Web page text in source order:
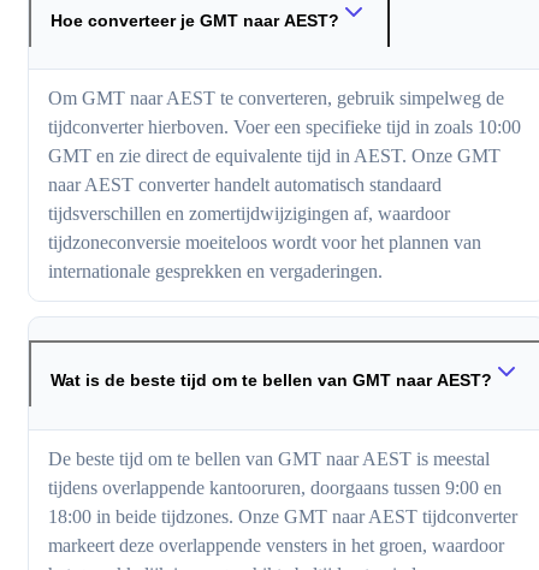
Hoe converteer je GMT naar AEST?
Om GMT naar AEST te converteren, gebruik simpelweg de
tijdconverter hierboven. Voer een specifieke tijd in zoals 10:00
GMT en zie direct de equivalente tijd in AEST. Onze GMT
naar AEST converter handelt automatisch standaard
tijdsverschillen en zomertijdwijzigingen af, waardoor
tijdzoneconversie moeiteloos wordt voor het plannen van
internationale gesprekken en vergaderingen.
Wat is de beste tijd om te bellen van GMT naar AEST?
De beste tijd om te bellen van GMT naar AEST is meestal
tijdens overlappende kantooruren, doorgaans tussen 9:00 en
18:00 in beide tijdzones. Onze GMT naar AEST tijdconverter
markeert deze overlappende vensters in het groen, waardoor